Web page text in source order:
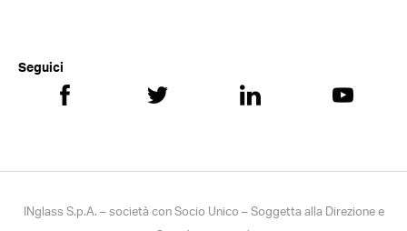
Seguici
INglass S.p.A. – società con Socio Unico – Soggetta alla Direzione e